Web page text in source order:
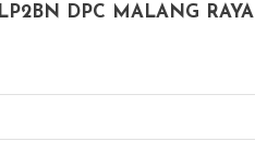
LP2BN DPC MALANG RAYA